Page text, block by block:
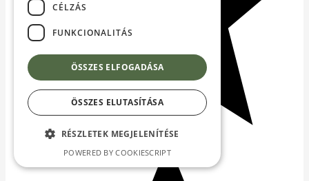
CÉLZÁS
FUNKCIONALITÁS
ÖSSZES ELFOGADÁSA
ÖSSZES ELUTASÍTÁSA
RÉSZLETEK MEGJELENÍTÉSE
POWERED BY COOKIESCRIPT